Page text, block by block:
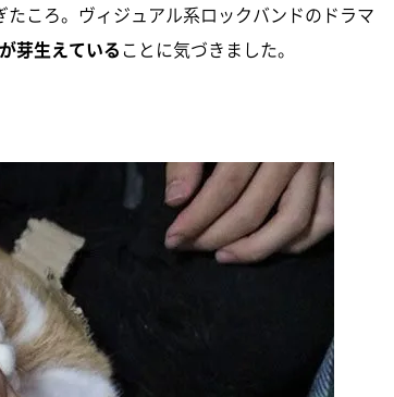
ころ。ヴィジュアル系ロックバンドのドラマ
芽生えている ことに気づきました。